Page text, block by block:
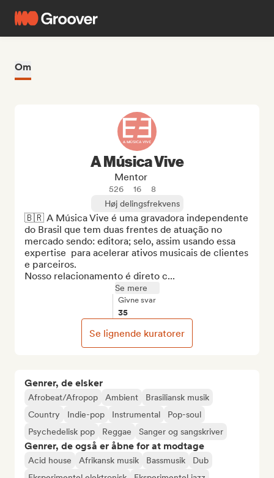
Om
Genrer, de elsker
Afrobeat/Afropop Ambient
Brasiliansk musik
Country
Indie-pop Instrumental
Pop-soul
Psychedelisk pop
Reggae Sanger og sangskriver
Genrer, de også er åbne for at modtage
Acid house Afrikansk musik Bassmusik
Dub
A Música Vive
Mentor
526 16
8
Høj delingsfrekvens
🇧🇷 A Música Vive é uma gravadora independente
do Brasil que tem duas frentes de atuação no
mercado sendo: editora; selo, assim usando essa
expertise  para acelerar ativos musicais de clientes
e parceiros.
Nosso relacionamento é direto c...
Se mere
Givne svar
35
Se lignende kuratorer